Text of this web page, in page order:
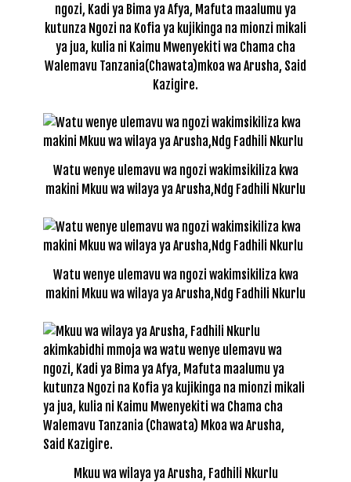
ngozi, Kadi ya Bima ya Afya, Mafuta maalumu ya
kutunza Ngozi na Kofia ya kujikinga na mionzi mikali
ya jua, kulia ni Kaimu Mwenyekiti wa Chama cha
Walemavu Tanzania(Chawata)mkoa wa Arusha, Said
Kazigire.
Watu wenye ulemavu wa ngozi wakimsikiliza kwa
makini Mkuu wa wilaya ya Arusha,Ndg Fadhili Nkurlu
Watu wenye ulemavu wa ngozi wakimsikiliza kwa
makini Mkuu wa wilaya ya Arusha,Ndg Fadhili Nkurlu
Mkuu wa wilaya ya Arusha, Fadhili Nkurlu